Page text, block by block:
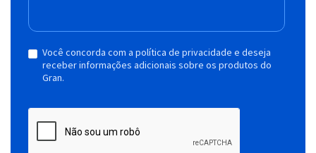
Você concorda com a política de privacidade e deseja
receber informações adicionais sobre os produtos do
Gran.